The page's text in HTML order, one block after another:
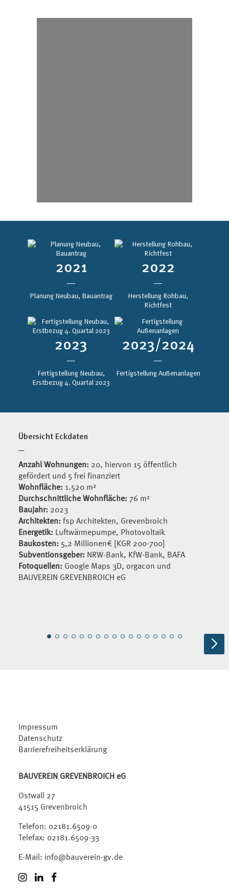
2021
Planung Neubau, Bauantrag
2022
Herstellung Rohbau,
Richtfest
2023
Fertigstellung Neubau,
Erstbezug 4. Quartal 2023
2023/2024
Fertigstellung Außenanlagen
Übersicht Eckdaten
─
Anzahl Wohnungen: 20, hiervon 15 öffentlich
gefördert und 5 frei finanziert
Wohnfläche: 1.520 m²
Durchschnittliche Wohnfläche: 76 m²
Baujahr: 2023
Architekten: fsp Architekten, Grevenbroich
Energetik: Luftwärmepumpe, Photovoltaik
Baukosten: 5,2 Millionen€ [KGR 200-700]
Subventionsgeber: NRW-Bank, KfW-Bank, BAFA
Fotoquellen: Google Maps 3D, orgacon und
BAUVEREIN GREVENBROICH eG
Impressum
Datenschutz
Barrierefreiheitserklärung
BAUVEREIN GREVENBROICH eG
Ostwall 27
41515 Grevenbroich
Telefon: 02181.6509-0
Telefax: 02181.6509-33
E-Mail: info@bauverein-gv.de